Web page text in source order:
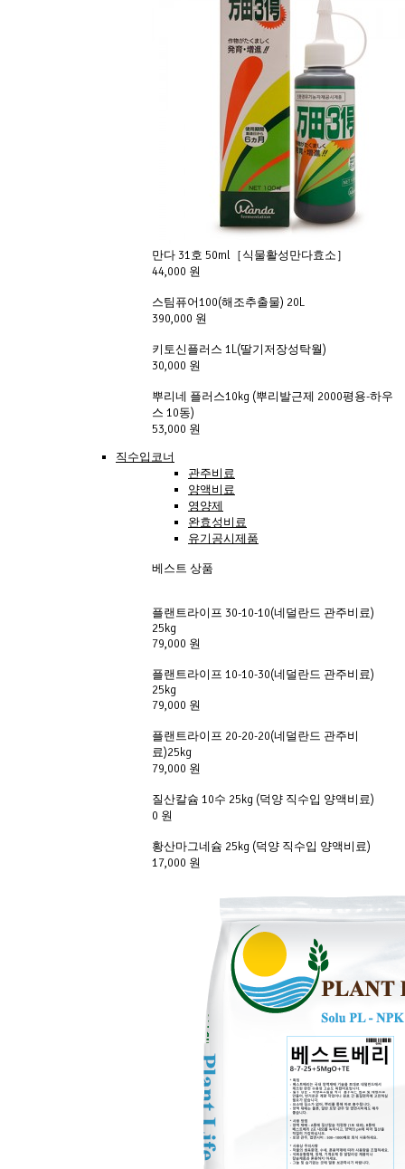
만다 31호 50ml［식물활성만다효소］
44,000 원
스팀퓨어100(해조추출물) 20L
390,000 원
키토신플러스 1L(딸기저장성탁월)
30,000 원
뿌리네 플러스10kg (뿌리발근제 2000평용-하우
스 10동)
53,000 원
직수입코너
관주비료
양액비료
영양제
완효성비료
유기공시제품
베스트 상품
플랜트라이프 30-10-10(네덜란드 관주비료)
25kg
79,000 원
플랜트라이프 10-10-30(네덜란드 관주비료)
25kg
79,000 원
플랜트라이프 20-20-20(네덜란드 관주비
료)25kg
79,000 원
질산칼슘 10수 25kg (덕양 직수입 양액비료)
0 원
황산마그네슘 25kg (덕양 직수입 양액비료)
17,000 원